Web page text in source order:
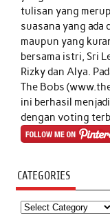
tulisan yang
suasana yang ada
maupun yang
bersama istri, Sri
Rizky dan Alya.
The Bobs
ini berhasil
dengan voting
CATEGORIES
Categories